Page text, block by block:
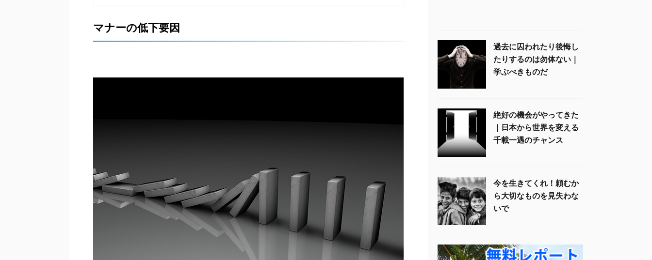
マナーの低下要因
過去に囚われたり後悔し
たりするのは勿体ない｜
学ぶべきものだ
絶好の機会がやってきた
｜日本から世界を変える
千載一遇のチャンス
今を生きてくれ！頼むか
ら大切なものを見失わな
いで